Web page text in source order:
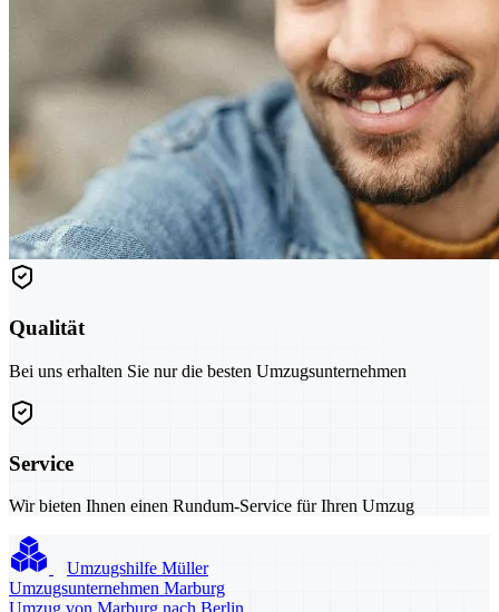
Qualität
Bei uns erhalten Sie nur die besten Umzugsunternehmen
Service
Wir bieten Ihnen einen Rundum-Service für Ihren Umzug
Umzugshilfe Müller
Umzugsunternehmen Marburg